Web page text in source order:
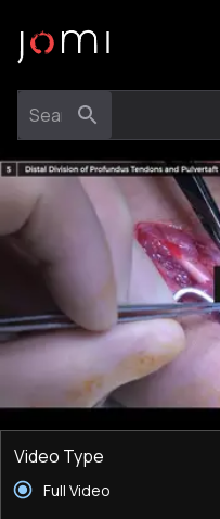
Video Type
Full Video